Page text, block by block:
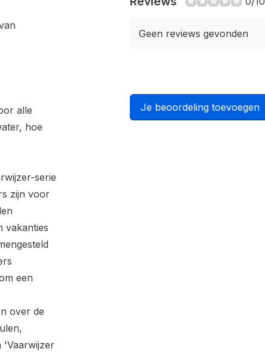
alle
hoe
serie
zijn voor
vakanties
een
over de
'Vaarwijzer
Geen reviews gevonden
Je beoordeling toevoegen